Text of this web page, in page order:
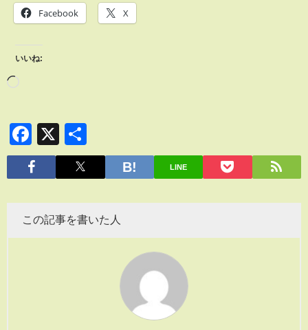
Facebook X
いいね:
Facebook
X
有
LINE
この記事を書いた人